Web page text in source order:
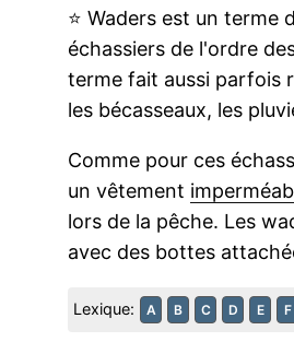
⭐ Waders est un terme
échassiers de l'ordre
terme fait aussi parfois
les bécasseaux, les
Comme pour ces
un vêtement
lors de la pêche. Les
avec des bottes
Lexique: A B C D E F